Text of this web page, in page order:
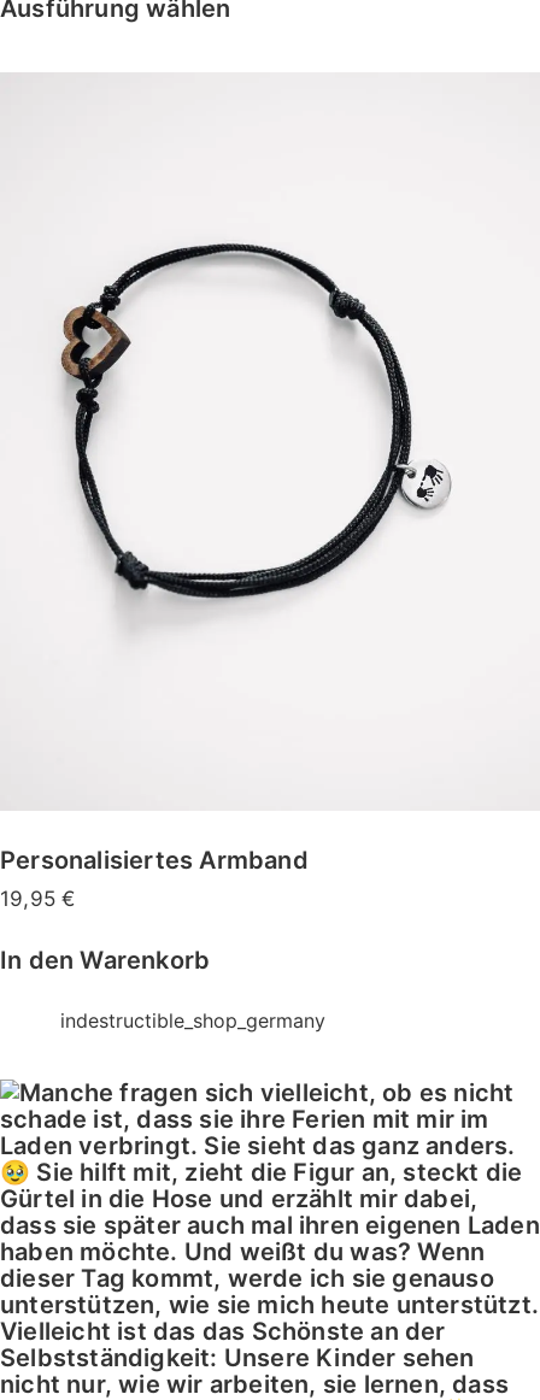
Ausführung wählen
Personalisiertes Armband
19,95€
In den Warenkorb
indestructible_shop_germany